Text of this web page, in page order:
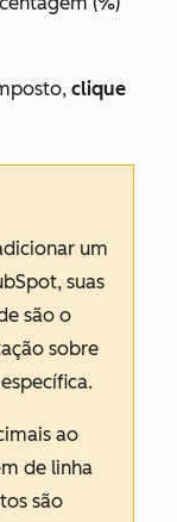
clique
um
suas
são o
sobre
ao
de linha
são